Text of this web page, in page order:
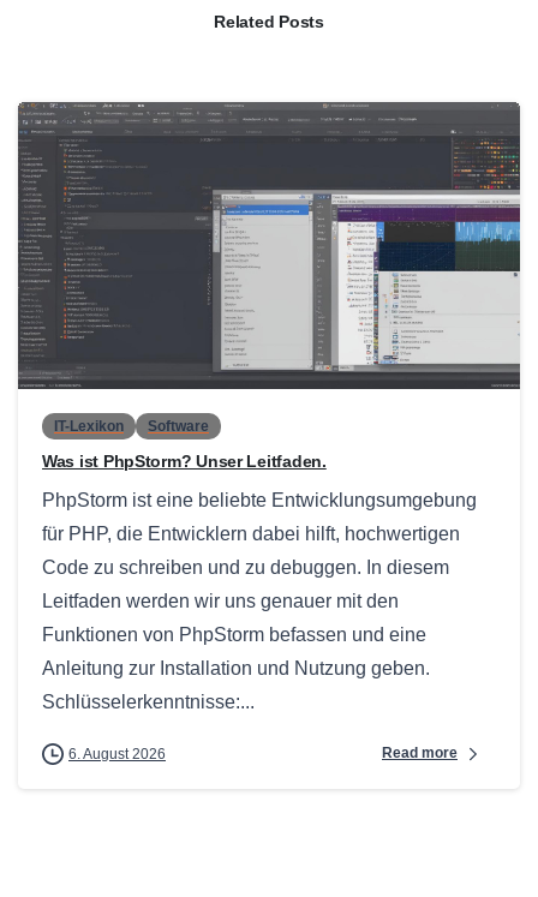
Related Posts
IT-Lexikon Software
Was ist PhpStorm? Unser Leitfaden.
PhpStorm ist eine beliebte Entwicklungsumgebung
für PHP, die Entwicklern dabei hilft, hochwertigen
Code zu schreiben und zu debuggen. In diesem
Leitfaden werden wir uns genauer mit den
Funktionen von PhpStorm befassen und eine
Anleitung zur Installation und Nutzung geben.
Schlüsselerkenntnisse:...
6. August 2026 Read more